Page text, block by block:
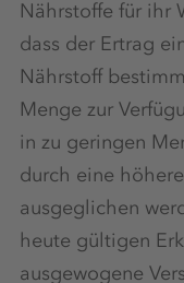
Nährstoffe für ihr
dass der Ertrag
Nährstoff
Menge zur
in zu geringen
durch eine
ausgeglichen
heute gültigen
ausgewogene